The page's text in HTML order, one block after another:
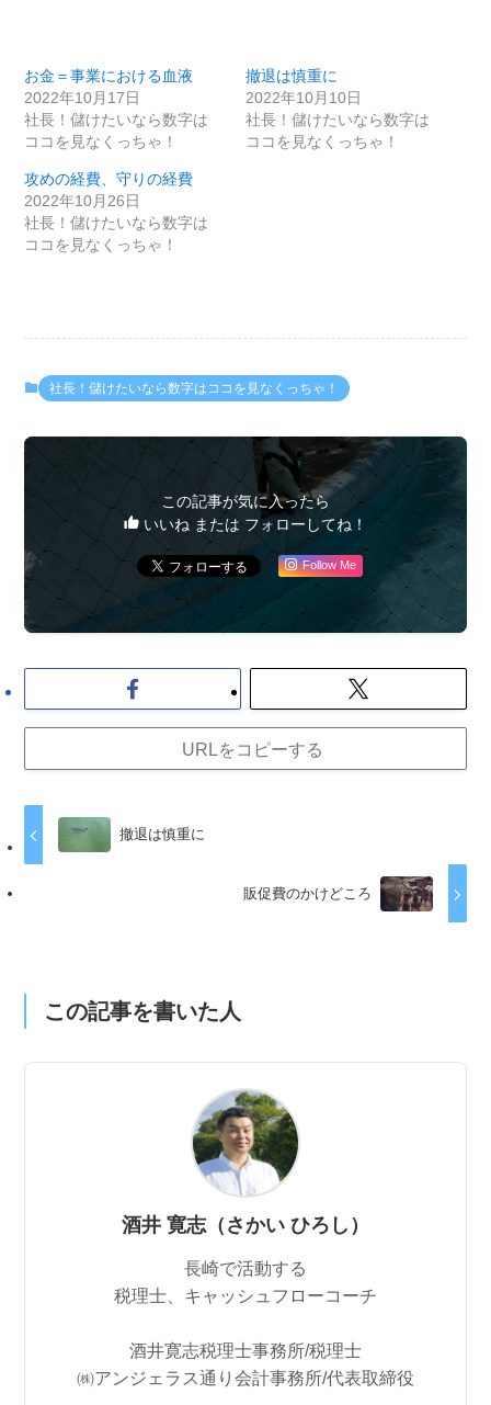
お金＝事業における血液
2022年10月17日
社長！儲けたいなら数字は
ココを見なくっちゃ！
撤退は慎重に
2022年10月10日
社長！儲けたいなら数字は
ココを見なくっちゃ！
攻めの経費、守りの経費
2022年10月26日
社長！儲けたいなら数字は
ココを見なくっちゃ！
社長！儲けたいなら数字はココを見なくっちゃ！
この記事が気に入ったら
いいね または フォローしてね！
Follow Me
URLをコピーする
撤退は慎重に
販促費のかけどころ
この記事を書いた人
酒井 寛志（さかい ひろし）
長崎で活動する
税理士、キャッシュフローコーチ
酒井寛志税理士事務所/税理士
㈱アンジェラス通り会計事務所/代表取締役